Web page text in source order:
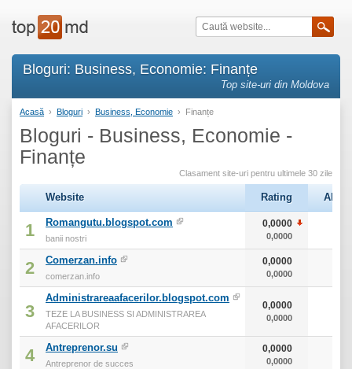
Bloguri: Business, Economie: Finanțe
Top site-uri din Moldova
Acasă › Bloguri › Business, Economie › Finanțe
Bloguri - Business, Economie -
Finanțe
Clasament site-uri pentru ultimele 30 zile
Website Rating Alexa
1 Romangutu.blogspot.com
banii nostri
0,0000
0,0000
2 Comerzan.info
comerzan.info
0,0000
0,0000
3
Administrareaafacerilor.blogspot.com
TEZE LA BUSINESS SI ADMINISTRAREA
AFACERILOR
0,0000
0,0000
4 Antreprenor.su
Antreprenor de succes
0,0000
0,0000